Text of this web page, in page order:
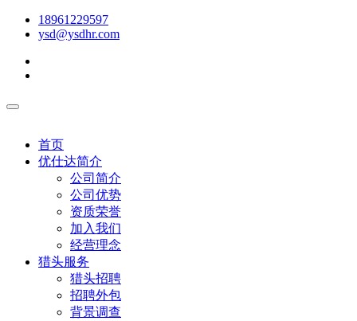
18961229597
ysd@ysdhr.com
首页
优仕达简介
公司简介
公司优势
资质荣誉
加入我们
经营理念
猎头服务
猎头招聘
招聘外包
背景调查